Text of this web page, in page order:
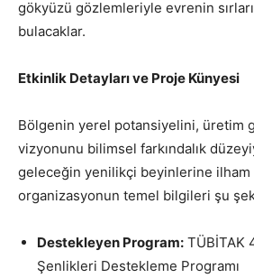
gökyüzü gözlemleriyle evrenin
bulacaklar.
Etkinlik Detayları ve Proje Künyesi
Bölgenin yerel potansiyelini, üretim
vizyonunu bilimsel farkındalık
geleceğin yenilikçi beyinlerine ilham
organizasyonun temel bilgileri şu
Destekleyen Program: TÜBİTAK
Şenlikleri Destekleme Programı